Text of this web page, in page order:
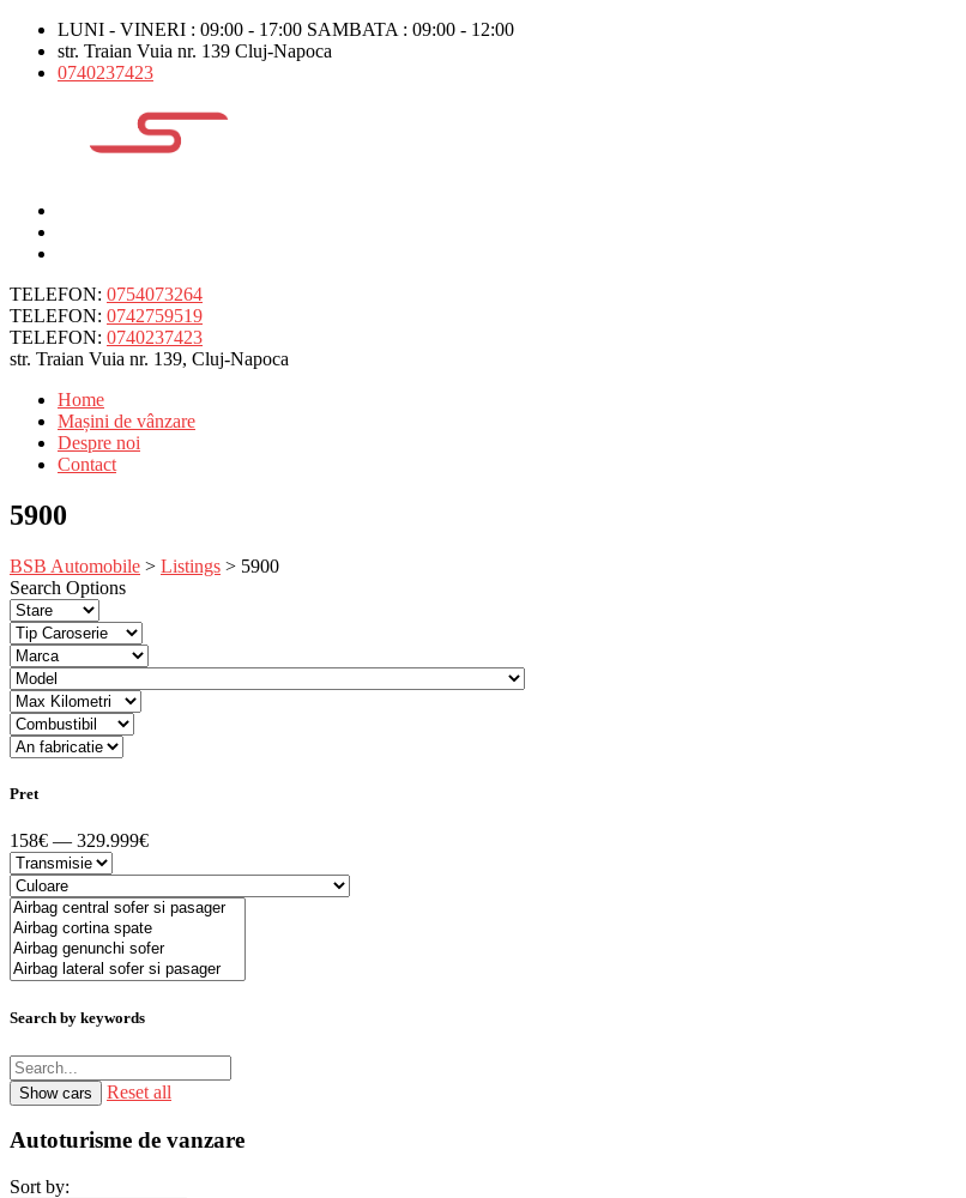
LUNI - VINERI : 09:00 - 17:00 SAMBATA : 09:00 - 12:00
str. Traian Vuia nr. 139 Cluj-Napoca
0740237423
TELEFON: 0754073264
TELEFON: 0742759519
TELEFON: 0740237423
str. Traian Vuia nr. 139, Cluj-Napoca
Home
Mașini de vânzare
Despre noi
Contact
5900
BSB Automobile > Listings > 5900
Search Options
Pret
158€ — 329.999€
Search by keywords
Reset all
Autoturisme de vanzare
Sort by: